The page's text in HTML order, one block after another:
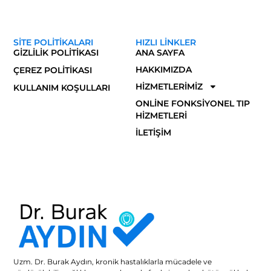
Uzm. Dr. Burak Aydın, kronik hastalıklarla mücadele ve
HIZLI LINKLER
ANA SAYFA
HAKKIMIZDA
HIZMETLERIMIZ
ONLINE FONKSIYONEL TIP
HIZMETLERI
İLETIŞIM
SITE POLITIKALARI
GIZLILIK POLITIKASI
ÇEREZ POLITIKASI
KULLANIM KOŞULLARI